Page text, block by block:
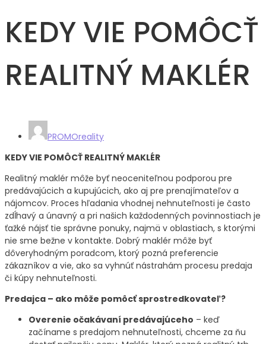
KEDY VIE POMÔCŤ
REALITNÝ MAKLÉR
PROMOreality
KEDY VIE POMÔCŤ REALITNÝ MAKLÉR
Realitný maklér môže byť neoceniteľnou podporou pre
predávajúcich a kupujúcich, ako aj pre prenajímateľov a
nájomcov. Proces hľadania vhodnej nehnuteľnosti je často
zdĺhavý a únavný a pri našich každodenných povinnostiach je
ťažké nájsť tie správne ponuky, najmä v oblastiach, s ktorými
nie sme bežne v kontakte. Dobrý maklér môže byť
dôveryhodným poradcom, ktorý pozná preferencie
zákazníkov a vie, ako sa vyhnúť nástrahám procesu predaja
či kúpy nehnuteľnosti.
Predajca – ako môže pomôcť sprostredkovateľ?
Overenie očakávaní predávajúceho – keď
začíname s predajom nehnuteľnosti, chceme za ňu